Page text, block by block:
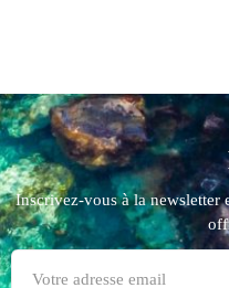
Inscrivez-vous à la newsletter